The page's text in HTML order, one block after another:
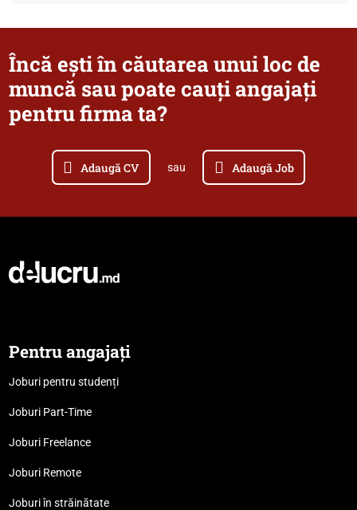
Încă ești în căutarea unui loc de
muncă sau poate cauți angajați
pentru firma ta?
Adaugă CV sau Adaugă Job
Pentru angajați
Joburi pentru studenți
Joburi Part-Time
Joburi Freelance
Joburi Remote
Joburi în străinătate